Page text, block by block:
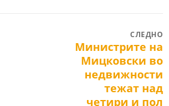
СЛЕДНО
Next
post:
Министрите на
Мицковски во
недвижности
тежат над
четири и пол